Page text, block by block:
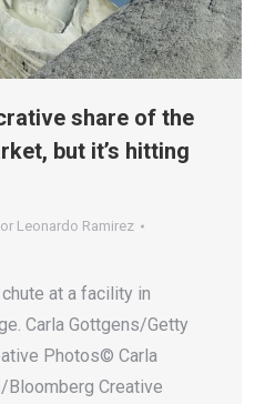
share of the
but it’s hitting
Leonardo Ramirez
at a facility in
Carla Gottgens/Getty
Photos© Carla
Creative